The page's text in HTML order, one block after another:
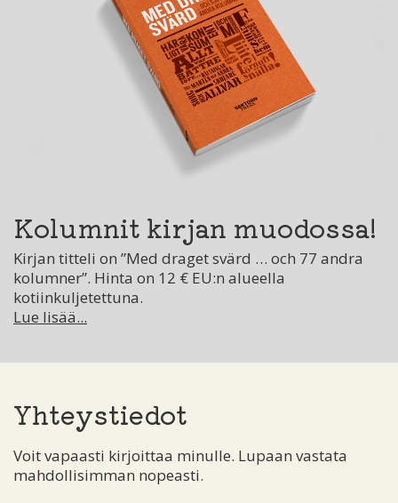
Kolumnit kirjan muodossa!
Kirjan titteli on ”Med draget svärd … och 77 andra
kolumner”. Hinta on 12 € EU:n alueella
kotiinkuljetettuna.
Lue lisää...
Yhteystiedot
Voit vapaasti kirjoittaa minulle. Lupaan vastata
mahdollisimman nopeasti.